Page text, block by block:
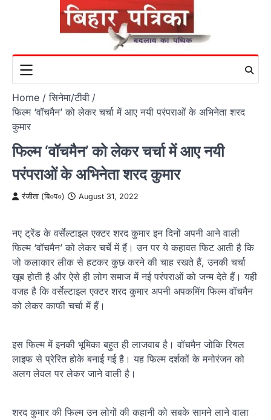
Home
सिनेमा/टीवी
फिल्म ‘वॉचमैन’ को लेकर चर्चा में आए नयी परंपराओं के अभिनेता शरद
कुमार
फिल्म ‘वॉचमैन’ को लेकर चर्चा में आए नयी
परंपराओं के अभिनेता शरद कुमार
रंजीता (बि०प०) August 31, 2022
नए ट्रेंड के वर्सेल्टाइल एक्टर शरद कुमार इन दिनों अपनी आने वाली
फिल्म ‘वॉचमैन’ को लेकर चर्चे में हैं। उन पर ये कहावत फिट आती है कि
जो कलाकार लीक से हटकर कुछ करने की चाह रखते हैं, उनकी चर्चा
खूब होती है और ऐसे ही लोग समाज में नई परंपराओं को जन्म देते हैं। यही
वजह है कि वर्सेल्टाइल एक्टर शरद कुमार अपनी अपकमिंग फिल्म वॉचमैन
को लेकर काफी चर्चा में हैं।
इस फिल्म में इनकी भूमिका बहुत ही लाजवाब है। वॉचमैन जोकि रियल
लाइफ से प्रेरित होके बनाई गई है। यह फिल्म दर्शकों के मनोरंजन को
अलग लेवल पर लेकर जाने वाली है।
शरद कुमार की फिल्म उन लोगों की कहानी को सबके सामने लाने वाला